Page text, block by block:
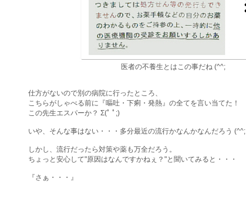
医者の不養生とはこの事だね (^^;
仕方がないので別の病院に行ったところ、
こちらがしゃべる前に『嘔吐・下痢・発熱』の全てを言い当てた！
この先生エスパーか？ Σ(ﾟ ﾟ;)
いや、そんな事はない・・・多分最近の流行かなんかなんだろう (^^;
しかし、流行だったら対策や薬も万全だろう。
ちょっと安心して"原因はなんですかねぇ？"と聞いてみると・・・
『さぁ・・・』